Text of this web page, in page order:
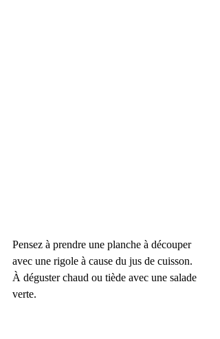
Pensez à prendre une planche à découper
avec une rigole à cause du jus de cuisson.
À déguster chaud ou tiède avec une salade
verte.